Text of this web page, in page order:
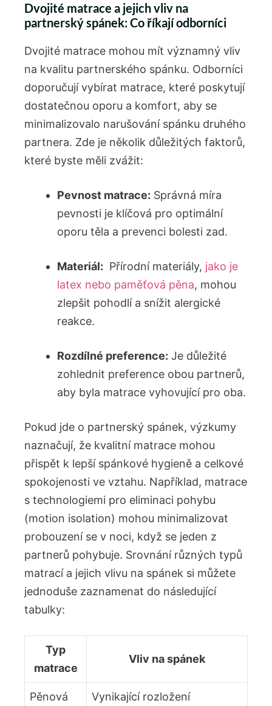
Dvojité matrace a jejich‍ vliv na
partnerský spánek: Co ​říkají​ odborníci
Dvojité matrace⁤ mohou⁤ mít významný vliv
na kvalitu partnerského spánku.​ Odborníci
doporučují ⁣vybírat matrace, které poskytují
dostatečnou​ oporu a komfort, aby se
‌minimalizovalo narušování ⁣spánku druhého
partnera. Zde je několik důležitých faktorů,‍
které byste měli zvážit:
Pevnost matrace: Správná míra
pevnosti je klíčová pro‍ optimální
oporu těla ⁢a prevenci bolesti zad.
Materiál: ‍ Přírodní materiály, jako je
latex nebo paměťová pěna, mohou
zlepšit pohodlí a snížit alergické
reakce.
Rozdílné preference: Je⁤ důležité
zohlednit preference obou partnerů,
aby‍ byla ⁢matrace vyhovující pro oba.
Pokud jde o partnerský spánek, výzkumy⁢
naznačují, že kvalitní matrace mohou
přispět k lepší spánkové hygieně a⁢ celkové
spokojenosti ⁣ve vztahu. Například, matrace
s technologiemi pro eliminaci​ pohybu
(motion isolation)⁤ mohou minimalizovat
probouzení se v noci, ​když se jeden z
partnerů pohybuje. Srovnání různých typů
matrací a ‌jejich vlivu na spánek ‌si můžete
jednoduše zaznamenat do⁢ následující
tabulky:
Typ
matrace
Vliv na spánek
Pěnová Vynikající⁣ rozložení